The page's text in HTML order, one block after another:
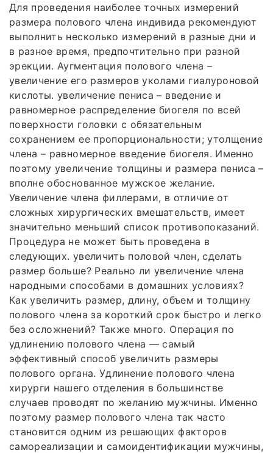
Для проведения наиболее точных измерений
размера полового члена индивида рекомендуют
выполнить несколько измерений в разные дни и
в разное время, предпочтительно при разной
эрекции. Аугментация полового члена –
увеличение его размеров уколами гиалуроновой
кислоты. увеличение пениса – введение и
равномерное распределение биогеля по всей
поверхности головки с обязательным
сохранением ее пропорциональности; утолщение
члена – равномерное введение биогеля. Именно
поэтому увеличение толщины и размера пениса –
вполне обоснованное мужское желание.
Увеличение члена филлерами, в отличие от
сложных хирургических вмешательств, имеет
значительно меньший список противопоказаний.
Процедура не может быть проведена в
следующих. увеличить половой член, сделать
размер больше? Реально ли увеличение члена
народными способами в домашних условиях?
Как увеличить размер, длину, объем и толщину
полового члена за короткий срок быстро и легко
без осложнений? Также много. Операция по
удлинению полового члена — самый
эффективный способ увеличить размеры
полового органа. Удлинение полового члена
хирурги нашего отделения в большинстве
случаев проводят по желанию мужчины. Именно
поэтому размер полового члена так часто
становится одним из решающих факторов
самореализации и самоидентификации мужчины,